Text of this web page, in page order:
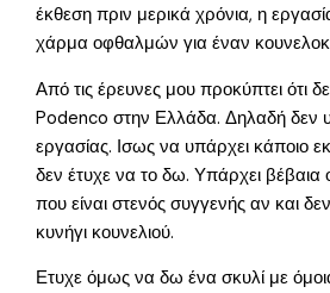
έκθεση πριν μερικά χρόνια, η
χάρμα οφθαλμών για έναν
Από τις έρευνες μου προκύπτει ότι
Podenco στην Ελλάδα. Δηλαδή δεν
εργασίας. Ισως να υπάρχει κάποιο
δεν έτυχε να το δω. Υπάρχει βέβαια
που είναι στενός συγγενής αν και
κυνήγι κουνελιού.
Ετυχε όμως να δω ένα σκυλί με